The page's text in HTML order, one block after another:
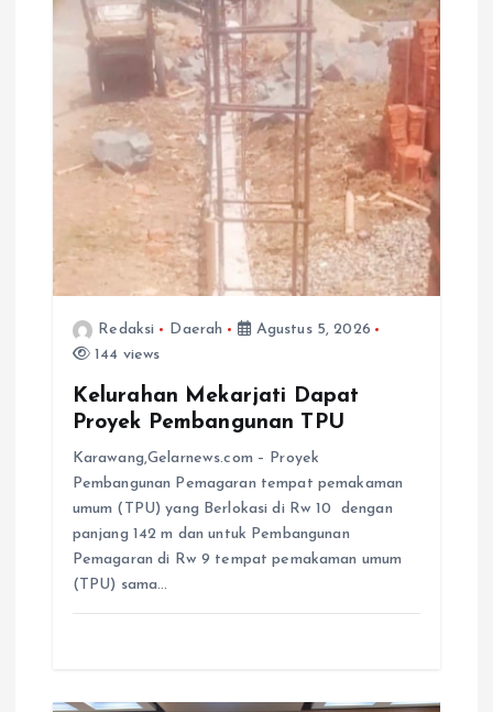
Redaksi Daerah
Agustus 5, 2026
144 views
Kelurahan Mekarjati Dapat
Proyek Pembangunan TPU
Karawang,Gelarnews.com – Proyek
Pembangunan Pemagaran tempat pemakaman
umum (TPU) yang Berlokasi di Rw 10 dengan
panjang 142 m dan untuk Pembangunan
Pemagaran di Rw 9 tempat pemakaman umum
(TPU) sama…